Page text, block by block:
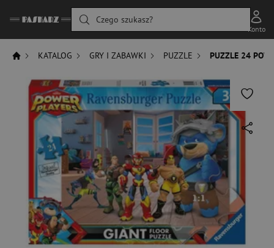
Czego szukasz?
Konto
KATALOG GRY I ZABAWKI PUZZLE PUZZLE 24